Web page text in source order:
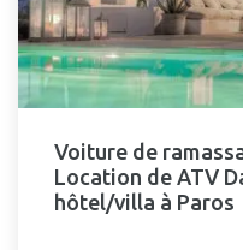
Voiture de
Location de ATV
hôtel/villa à Paros